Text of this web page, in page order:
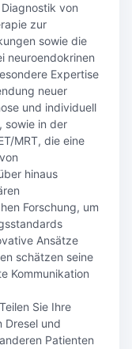
von
zur
sowie die
neuroendokrinen
Expertise
neuer
und individuell
sowie in der
MRT, die eine
hinaus
Forschung, um
Ansätze
schätzen seine
Kommunikation
Sie Ihre
Dresel und
Patienten